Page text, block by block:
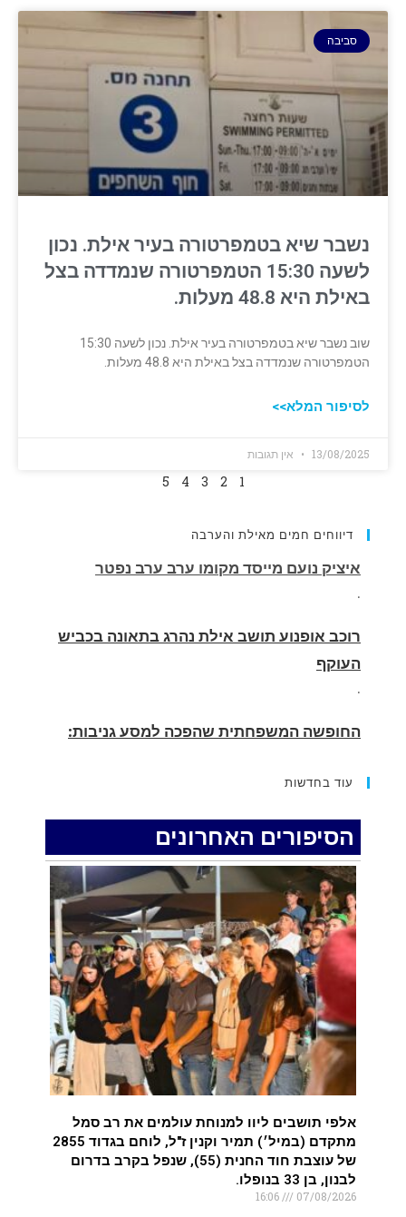
סביבה
נשבר שיא בטמפרטורה בעיר אילת. נכון
לשעה 15:30 הטמפרטורה שנמדדה בצל
באילת היא 48.8 מעלות.
שוב נשבר שיא בטמפרטורה בעיר אילת. נכון לשעה 15:30
הטמפרטורה שנמדדה בצל באילת היא 48.8 מעלות.
לסיפור המלא>>
13/08/2025 אין תגובות
1
2
3
4
5
דיווחים חמים מאילת והערבה
רוכב אופנוע תושב אילת נהרג בתאונה בכביש
.
החופשה המשפחתית שהפכה למסע גניבות:
ילדיהם יצאו למסע גניבות באילת.
סיני
.
רכב התנגש במעקה בטיחות בכביש 90 בסמוך
לעין חצבה. פצועים
איציק נועם מייסד מקומו ערב ערב נפטר
עוד בחדשות
הסיפורים האחרונים
אלפי תושבים ליוו למנוחת עולמים את רב סמל
מתקדם (במיל׳) תמיר וקנין ז"ל, לוחם בגדוד 2855
של עוצבת חוד החנית (55), שנפל בקרב בדרום
לבנון, בן 33 בנופלו.
07/08/2026